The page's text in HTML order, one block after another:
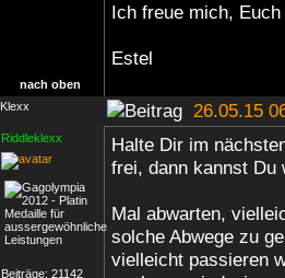
Ich freue mich,
Estel
nach oben
Klexx
26.05.15
Riddleklexx
Beiträge: 21142
Halte Dir im
frei, dann kannst
Mal abwarten,
solche Abwege zu
vielleicht passieren